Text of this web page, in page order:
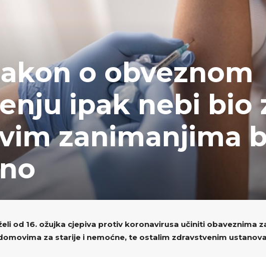
o obveznom
ipak nebi bio
zanimanjima
od 16. ožujka cjepiva protiv koronavirusa učiniti obaveznima
za starije i nemoćne, te ostalim zdravstvenim